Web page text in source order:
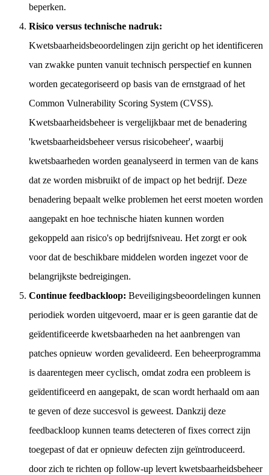
beperken.
Risico versus technische nadruk:
Kwetsbaarheidsbeoordelingen zijn gericht op het identificeren
van zwakke punten vanuit technisch perspectief en kunnen
worden gecategoriseerd op basis van de ernstgraad of het
Common Vulnerability Scoring System (CVSS).
Kwetsbaarheidsbeheer is vergelijkbaar met de benadering
'kwetsbaarheidsbeheer versus risicobeheer', waarbij
kwetsbaarheden worden geanalyseerd in termen van de kans
dat ze worden misbruikt of de impact op het bedrijf. Deze
benadering bepaalt welke problemen het eerst moeten worden
aangepakt en hoe technische hiaten kunnen worden
gekoppeld aan risico's op bedrijfsniveau. Het zorgt er ook
voor dat de beschikbare middelen worden ingezet voor de
belangrijkste bedreigingen.
Continue feedbackloop: Beveiligingsbeoordelingen kunnen
periodiek worden uitgevoerd, maar er is geen garantie dat de
geïdentificeerde kwetsbaarheden na het aanbrengen van
patches opnieuw worden gevalideerd. Een beheerprogramma
is daarentegen meer cyclisch, omdat zodra een probleem is
geïdentificeerd en aangepakt, de scan wordt herhaald om aan
te geven of deze succesvol is geweest. Dankzij deze
feedbackloop kunnen teams detecteren of fixes correct zijn
toegepast of dat er opnieuw defecten zijn geïntroduceerd.
door zich te richten op follow-up levert kwetsbaarheidsbeheer